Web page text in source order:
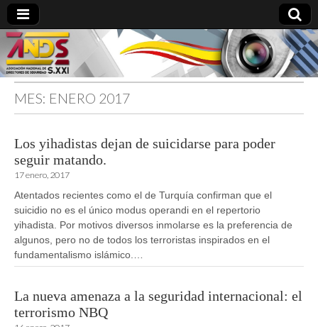
MES: ENERO 2017
Los yihadistas dejan de suicidarse para poder
seguir matando.
17 enero, 2017
Atentados recientes como el de Turquía confirman que el
suicidio no es el único modus operandi en el repertorio
yihadista. Por motivos diversos inmolarse es la preferencia de
algunos, pero no de todos los terroristas inspirados en el
fundamentalismo islámico.…
La nueva amenaza a la seguridad internacional: el
terrorismo NBQ